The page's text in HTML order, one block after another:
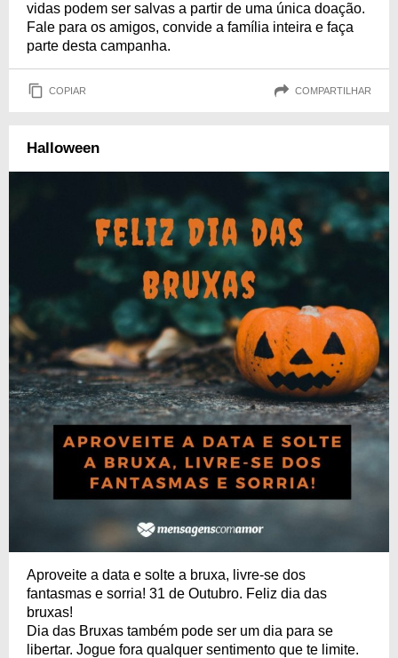
vidas podem ser salvas a partir de uma única doação.
Fale para os amigos, convide a família inteira e faça
parte desta campanha.
COPIAR COMPARTILHAR
Halloween
Aproveite a data e solte a bruxa, livre-se dos
fantasmas e sorria! 31 de Outubro. Feliz dia das
bruxas!
Dia das Bruxas também pode ser um dia para se
libertar. Jogue fora qualquer sentimento que te limite.